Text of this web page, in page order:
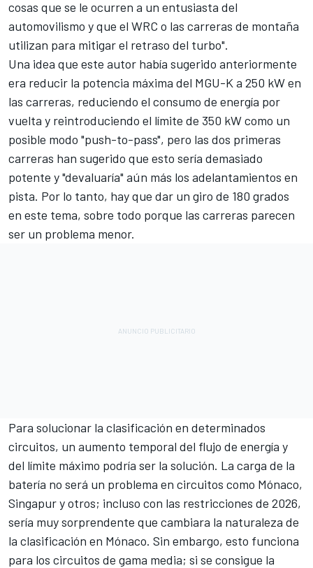
cosas que se le ocurren a un entusiasta del
automovilismo y que el WRC o las carreras de montaña
utilizan para mitigar el retraso del turbo".
Una idea que este autor había sugerido anteriormente
era reducir la potencia máxima del MGU-K a 250 kW en
las carreras, reduciendo el consumo de energía por
vuelta y reintroduciendo el límite de 350 kW como un
posible modo "push-to-pass", pero las dos primeras
carreras han sugerido que esto sería demasiado
potente y "devaluaría" aún más los adelantamientos en
pista. Por lo tanto, hay que dar un giro de 180 grados
en este tema, sobre todo porque las carreras parecen
ser un problema menor.
Para solucionar la clasificación en determinados
circuitos, un aumento temporal del flujo de energía y
del límite máximo podría ser la solución. La carga de la
batería no será un problema en circuitos como Mónaco,
Singapur y otros; incluso con las restricciones de 2026,
sería muy sorprendente que cambiara la naturaleza de
la clasificación en Mónaco. Sin embargo, esto funciona
para los circuitos de gama media; si se consigue la